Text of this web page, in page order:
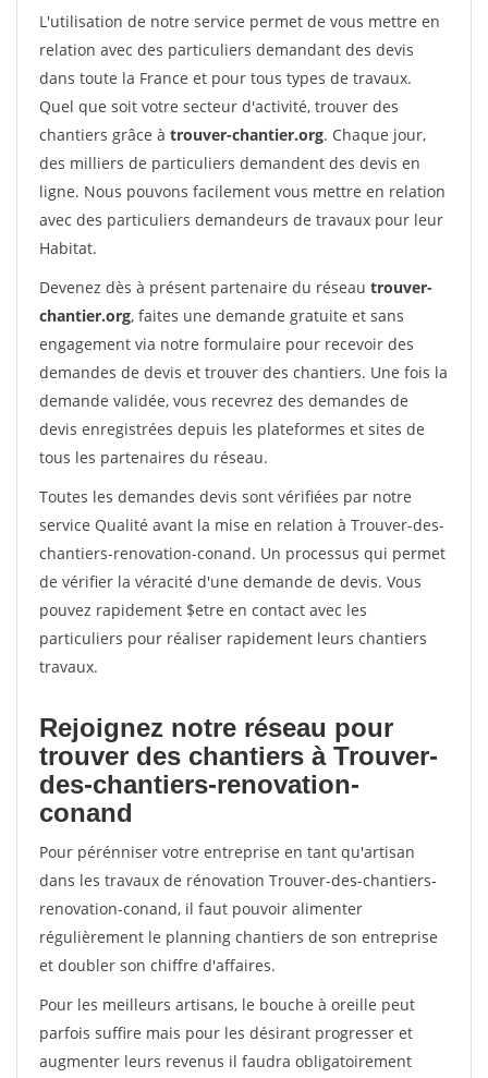
L'utilisation de notre service permet de vous mettre en
relation avec des particuliers demandant des devis
dans toute la France et pour tous types de travaux.
Quel que soit votre secteur d'activité, trouver des
chantiers grâce à trouver-chantier.org. Chaque jour,
des milliers de particuliers demandent des devis en
ligne. Nous pouvons facilement vous mettre en relation
avec des particuliers demandeurs de travaux pour leur
Habitat.
Devenez dès à présent partenaire du réseau trouver-
chantier.org, faites une demande gratuite et sans
engagement via notre formulaire pour recevoir des
demandes de devis et trouver des chantiers. Une fois la
demande validée, vous recevrez des demandes de
devis enregistrées depuis les plateformes et sites de
tous les partenaires du réseau.
Toutes les demandes devis sont vérifiées par notre
service Qualité avant la mise en relation à Trouver-des-
chantiers-renovation-conand. Un processus qui permet
de vérifier la véracité d'une demande de devis. Vous
pouvez rapidement $etre en contact avec les
particuliers pour réaliser rapidement leurs chantiers
travaux.
Rejoignez notre réseau pour
trouver des chantiers à Trouver-
des-chantiers-renovation-
conand
Pour pérénniser votre entreprise en tant qu'artisan
dans les travaux de rénovation Trouver-des-chantiers-
renovation-conand, il faut pouvoir alimenter
régulièrement le planning chantiers de son entreprise
et doubler son chiffre d'affaires.
Pour les meilleurs artisans, le bouche à oreille peut
parfois suffire mais pour les désirant progresser et
augmenter leurs revenus il faudra obligatoirement